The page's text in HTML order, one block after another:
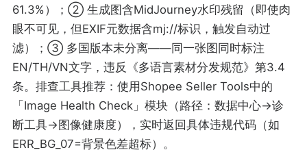
61.3%）；② 生成图含MidJourney水印残留（即使肉
眼不可见，但EXIF元数据含mj://标识，触发自动过
滤）；③ 多国版本未分离——同一张图同时标注
EN/TH/VN文字，违反《多语言素材分发规范》第3.4
条。排查工具推荐：使用Shopee Seller Tools中的
「Image Health Check」模块（路径：数据中心→诊
断工具→图像健康度），实时返回具体违规代码（如
ERR_BG_07=背景色差超标）。